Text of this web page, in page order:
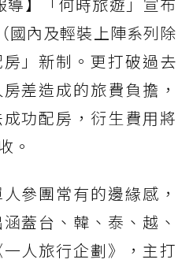
國內及輕裝上陣系列除
」新制。更打破過去
差造成的旅費負擔，
功配房，衍生費用將
。
參團常有的邊緣感，
蓋台、韓、泰、越、
人旅行企劃》，主打